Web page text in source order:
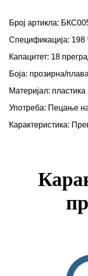
Број артикла:
Спецификација: 198
Капацитет: 18
Боја: прозирна/плава
Материјал: пластика
Употреба: Пецање
Карактеристика: